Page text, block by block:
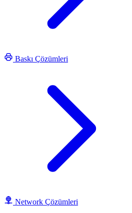
Baskı Çözümleri
Network Çözümleri